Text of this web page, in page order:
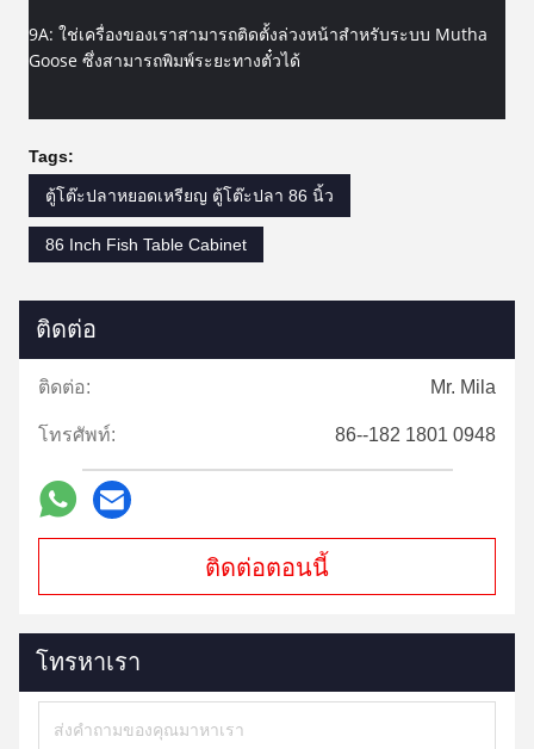
9A: ใช่เครื่องของเราสามารถติดตั้งล่วงหน้าสำหรับระบบ Mutha
Goose ซึ่งสามารถพิมพ์ระยะทางตั๋วได้
Tags:
ตู้โต๊ะปลาหยอดเหรียญ ตู้โต๊ะปลา 86 นิ้ว
86 Inch Fish Table Cabinet
ติดต่อ
ติดต่อ: Mr. Mila
โทรศัพท์: 86--182 1801 0948
ติดต่อตอนนี้
โทรหาเรา